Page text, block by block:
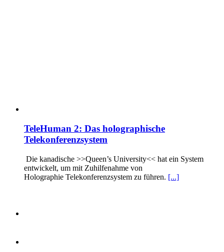
TeleHuman 2: Das holographische
Telekonferenzsystem
Die kanadische >>Queen’s University<< hat ein System
entwickelt, um mit Zuhilfenahme von
Holographie Telekonferenzsystem zu führen. [...]